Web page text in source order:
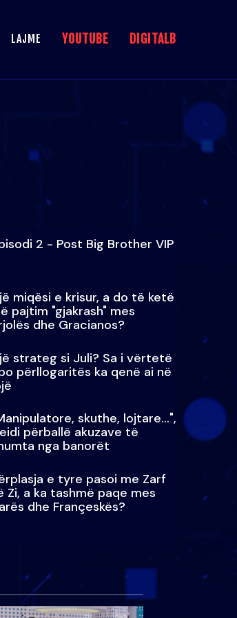
LAJME YOUTUBE DIGITALB
2 - Post Big Brother VIP
miqësi e krisur, a do të ketë
pajtim "gjakrash" mes
dhe Gracianos?
strateg si Juli? Sa i vërtetë
përllogaritës ka qenë ai në
skuthe, lojtare...",
përballë akuzave të
nga banorët
e tyre pasoi me Zarf
Zi, a ka tashmë paqe mes
dhe Françeskës?